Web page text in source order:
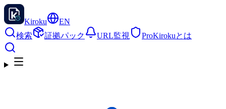
Kiroku
EN
検索
証拠パック URL監視 ProKirokuとは